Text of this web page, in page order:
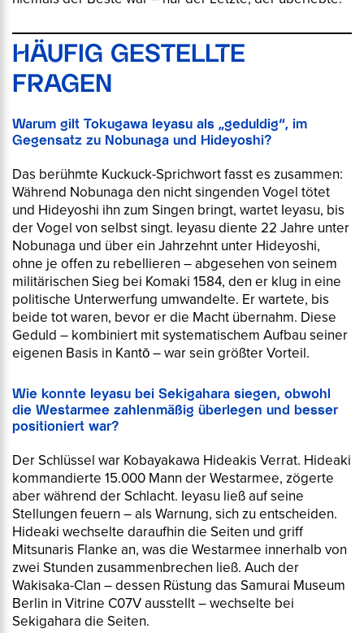
HÄUFIG GESTELLTE
FRAGEN
Warum gilt Tokugawa Ieyasu als „geduldig“, im
Gegensatz zu Nobunaga und Hideyoshi?
Das berühmte Kuckuck-Sprichwort fasst es zusammen:
Während Nobunaga den nicht singenden Vogel tötet
und Hideyoshi ihn zum Singen bringt, wartet Ieyasu, bis
der Vogel von selbst singt. Ieyasu diente 22 Jahre unter
Nobunaga und über ein Jahrzehnt unter Hideyoshi,
ohne je offen zu rebellieren – abgesehen von seinem
militärischen Sieg bei Komaki 1584, den er klug in eine
politische Unterwerfung umwandelte. Er wartete, bis
beide tot waren, bevor er die Macht übernahm. Diese
Geduld – kombiniert mit systematischem Aufbau seiner
eigenen Basis in Kantō – war sein größter Vorteil.
Wie konnte Ieyasu bei Sekigahara siegen, obwohl
die Westarmee zahlenmäßig überlegen und besser
positioniert war?
Der Schlüssel war Kobayakawa Hideakis Verrat. Hideaki
kommandierte 15.000 Mann der Westarmee, zögerte
aber während der Schlacht. Ieyasu ließ auf seine
Stellungen feuern – als Warnung, sich zu entscheiden.
Hideaki wechselte daraufhin die Seiten und griff
Mitsunaris Flanke an, was die Westarmee innerhalb von
zwei Stunden zusammenbrechen ließ. Auch der
Wakisaka-Clan – dessen Rüstung das Samurai Museum
Berlin in Vitrine C07V ausstellt – wechselte bei
Sekigahara die Seiten.